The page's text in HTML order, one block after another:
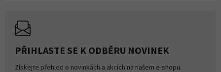
PŘIHLASTE SE K ODBĚRU NOVINEK
Získejte přehled o novinkách a akcích na našem e-shopu.